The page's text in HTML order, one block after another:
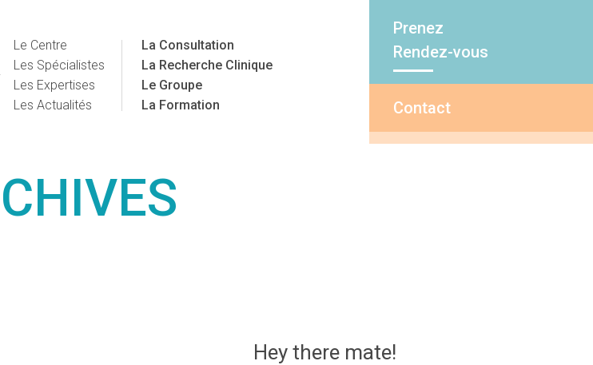
Le Centre
Les Spécialistes
Les Expertises
Les Actualités
La Consultation
La Recherche Clinique
Le Groupe
La Formation
Prenez
Rendez-vous
Contact
Hey there mate!